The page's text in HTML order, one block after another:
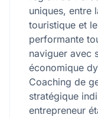
uniques, entre
touristique et
performante
naviguer avec
économique
Coaching de
stratégique
entrepreneur